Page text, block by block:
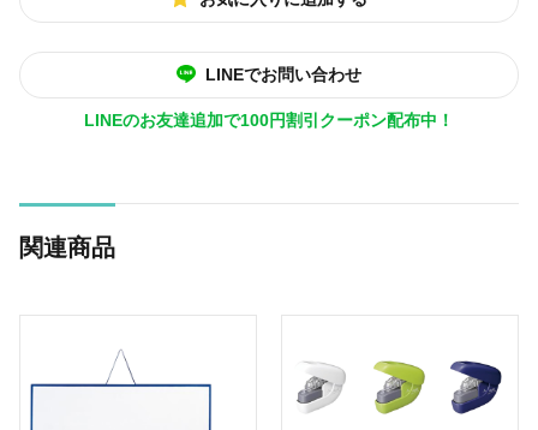
LINEでお問い合わせ
LINEのお友達追加で100円割引クーポン配布中！
関連商品